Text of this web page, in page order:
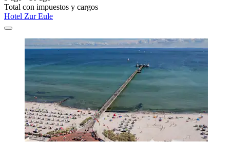
Total con impuestos y cargos
Hotel Zur Eule